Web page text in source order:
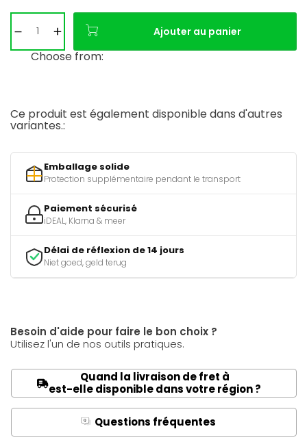
Ajouter au panier
Choose from:
Ce produit est également disponible dans d'autres
variantes.:
Emballage solide
Protection supplémentaire pendant le transport
Paiement sécurisé
iDEAL, Klarna & meer
Délai de réflexion de 14 jours
Niet goed, geld terug
Besoin d'aide pour faire le bon choix ?
Utilisez l'un de nos outils pratiques.
Quand la livraison de fret à
est-elle disponible dans votre région ?
Q Questions fréquentes